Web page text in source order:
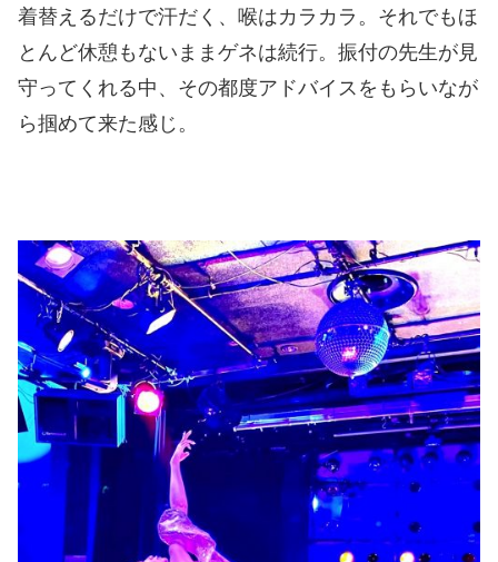
着替えるだけで汗だく、喉はカラカラ。それでもほ
とんど休憩もないままゲネは続行。振付の先生が見
守ってくれる中、その都度アドバイスをもらいなが
ら掴めて来た感じ。